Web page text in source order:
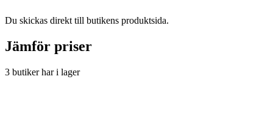
Du skickas direkt till butikens produktsida.
Jämför priser
3 butiker har i lager